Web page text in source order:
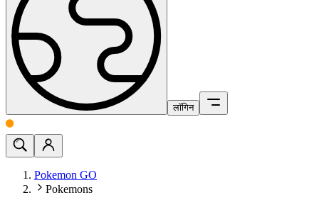
लॉगिन
Pokemon GO
Pokemons